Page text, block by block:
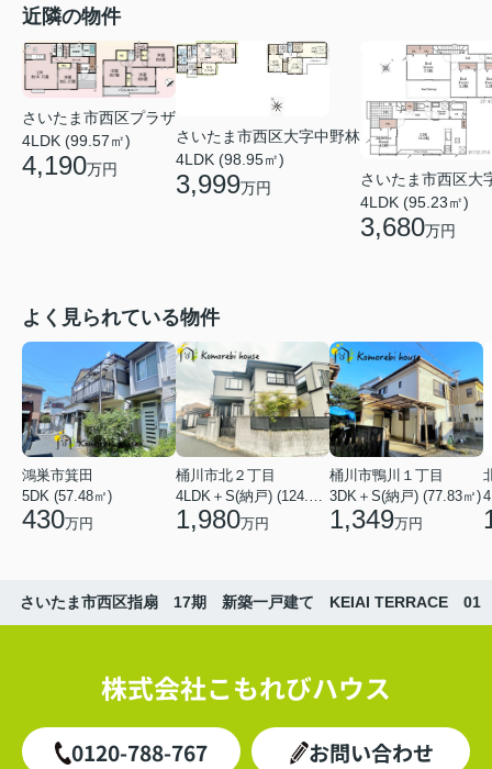
近隣の物件
さいたま市西区プラザ
4LDK (99.57㎡)
4,190万円
さいたま市西区大字中野林
4LDK (98.95㎡)
3,999万円
さいたま市西区大
4LDK (95.23㎡)
3,680万円
よく見られている物件
鴻巣市箕田
5DK (57.48㎡)
430万円
桶川市北２丁目
4LDK＋S(納戸) (124.84㎡)
1,980万円
桶川市鴨川１丁目
3DK＋S(納戸) (77.83㎡)
1,349万円
さいたま市西区指扇 17期 新築一戸建て KEIAI TERRACE 01
株式会社こもれびハウス
0120-788-767 お問い合わせ